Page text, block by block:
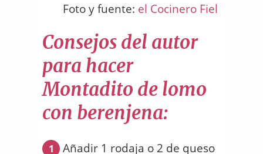
Foto y fuente: el Cocinero Fiel
Consejos del autor
para hacer
Montadito de lomo
con berenjena:
1
Añadir 1 rodaja o 2 de queso